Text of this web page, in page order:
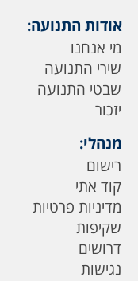
אודות התנועה:
מי אנחנו
שירי התנועה
שבטי התנועה
יזכור
מנהלי:
רישום
קוד אתי
מדיניות פרטיות
שקיפות
דרושים
נגישות